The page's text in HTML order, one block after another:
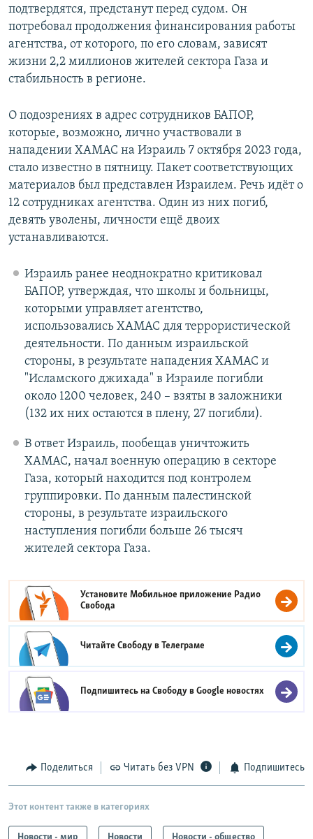
подтвердятся, предстанут перед судом. Он
потребовал продолжения финансирования работы
агентства, от которого, по его словам, зависят
жизни 2,2 миллионов жителей сектора Газа и
стабильность в регионе.
О подозрениях в адрес сотрудников БАПОР,
которые, возможно, лично участвовали в
нападении ХАМАС на Израиль 7 октября 2023 года,
стало известно в пятницу. Пакет соответствующих
материалов был представлен Израилем. Речь идёт о
12 сотрудниках агентства. Один из них погиб,
девять уволены, личности ещё двоих
устанавливаются.
Израиль ранее неоднократно критиковал
БАПОР, утверждая, что школы и больницы,
которыми управляет агентство,
использовались ХАМАС для террористической
деятельности. По данным израильской
стороны, в результате нападения ХАМАС и
"Исламского джихада" в Израиле погибли
около 1200 человек, 240 – взяты в заложники
(132 их них остаются в плену, 27 погибли).
В ответ Израиль, пообещав уничтожить
ХАМАС, начал военную операцию в секторе
Газа, который находится под контролем
группировки. По данным палестинской
стороны, в результате израильского
наступления погибли больше 26 тысяч
жителей сектора Газа.
Установите Мобильное приложение Радио
Свобода
Читайте Свободу вТелеграме
Подпишитесь на Свободу вGoogle новостях
Поделиться Читать без VPN Подпишитесь
Этот контент также в категориях